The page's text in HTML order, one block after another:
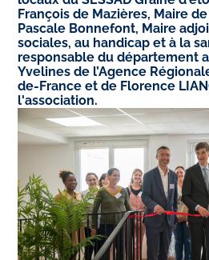
François de Mazières, Maire
Pascale Bonnefont, Maire
sociales, au handicap et à la
responsable du département
Yvelines de l’Agence
de-France et de Florence
l'association.